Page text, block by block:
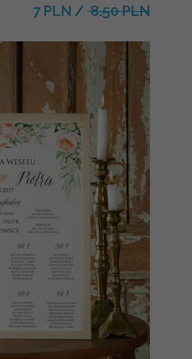
7 PLN / 8.50 PLN